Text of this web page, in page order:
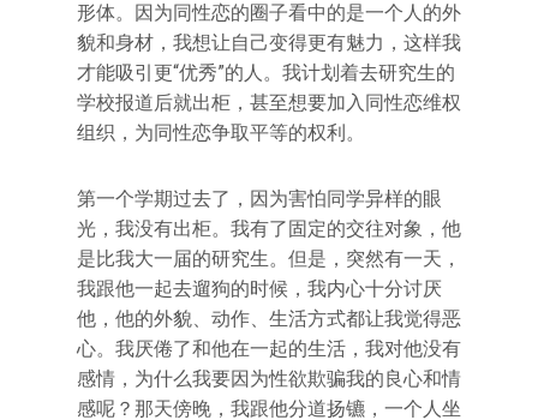
形体。因为同性恋的圈子看中的是一个人的外
貌和身材，我想让自己变得更有魅力，这样我
才能吸引更“优秀”的人。我计划着去研究生的
学校报道后就出柜，甚至想要加入同性恋维权
组织，为同性恋争取平等的权利。
第一个学期过去了，因为害怕同学异样的眼
光，我没有出柜。我有了固定的交往对象，他
是比我大一届的研究生。但是，突然有一天，
我跟他一起去遛狗的时候，我内心十分讨厌
他，他的外貌、动作、生活方式都让我觉得恶
心。我厌倦了和他在一起的生活，我对他没有
感情，为什么我要因为性欲欺骗我的良心和情
感呢？那天傍晚，我跟他分道扬镳，一个人坐